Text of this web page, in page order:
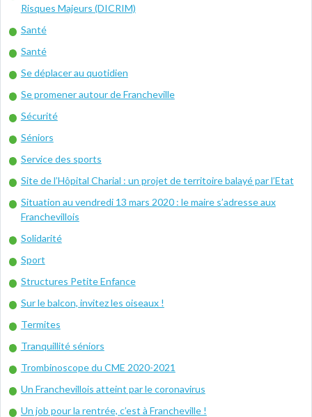
Risques Majeurs (DICRIM)
Santé
Santé
Se déplacer au quotidien
Se promener autour de Francheville
Sécurité
Séniors
Service des sports
Site de l’Hôpital Charial : un projet de territoire balayé par l’Etat
Situation au vendredi 13 mars 2020 : le maire s’adresse aux
Franchevillois
Solidarité
Sport
Structures Petite Enfance
Sur le balcon, invitez les oiseaux !
Termites
Tranquillité séniors
Trombinoscope du CME 2020-2021
Un Franchevillois atteint par le coronavirus
Un job pour la rentrée, c’est à Francheville !